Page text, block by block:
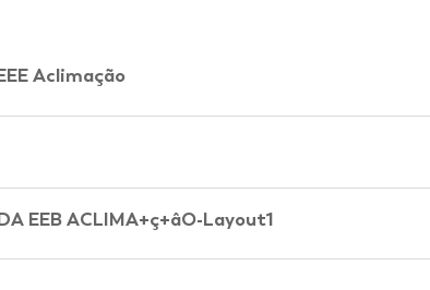
Aclimação
EEB ACLIMA+ç+âO-Layout1